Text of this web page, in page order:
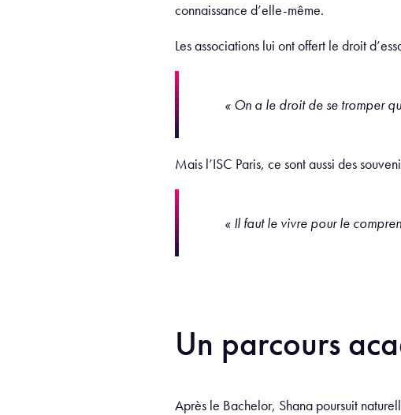
connaissance d’elle-même.
Les associations lui ont offert le droit
« On a le droit de se tromper
Mais l’ISC Paris, ce sont aussi des
« Il faut le vivre pour le
Un parcours
Après le Bachelor, Shana poursuit